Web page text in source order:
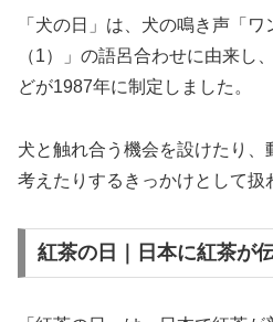
「犬の日」は、犬の鳴き声「
（1）」の語呂合わせに由来し
どが1987年に制定しました。
犬と触れ合う機会を設けたり、
考えたりするきっかけとして扱
紅茶の日｜日本に紅茶が